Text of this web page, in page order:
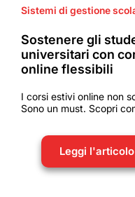
Sistemi di gestione
Sostenere gli
universitari con
online flessibili
I corsi estivi online non
Sono un must. Scopri
Leggi